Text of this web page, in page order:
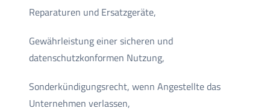
Reparaturen und Ersatzgeräte,
Gewährleistung einer sicheren und
datenschutzkonformen Nutzung,
Sonderkündigungsrecht, wenn Angestellte das
Unternehmen verlassen,